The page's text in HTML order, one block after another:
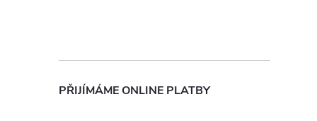
e
PŘIJÍMÁME ONLINE PLATBY